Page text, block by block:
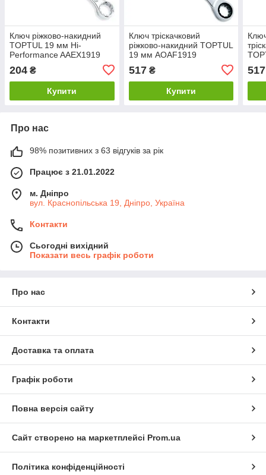
Ключ ріжково-накидний
TOPTUL 19 мм Hi-
Performance AAEX1919
204 ₴
Купити
Ключ тріскачковий
ріжково-накидний TOPTUL
19 мм AOAF1919
517₴
Купити
517
Про нас
98% позитивних з 63 відгуків за рік
Працює з 21.01.2022
м. Дніпро
вул. Краснопільська 19, Дніпро, Україна
Контакти
Сьогодні вихідний
Показати весь графік роботи
Про нас
Контакти
Доставка та оплата
Графік роботи
Повна версія сайту
Сайт створено на маркетплейсі Prom.ua
Політика конфіденційності